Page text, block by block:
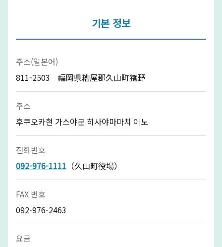
기본 정보
주소(일본어)
811-2503 福岡県糟屋郡久山町猪野
주소
후쿠오카현 가스야군 히사야마마치 이노
전화번호
092-976-1111 （久山町役場）
FAX 번호
092-976-2463
요금